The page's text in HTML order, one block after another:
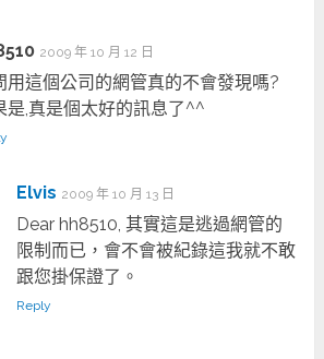
2009 年 10 月 12 日
用這個公司的網管真的不會發現嗎?
是,真是個太好的訊息了^^
Elvis 2009 年 10 月 13 日
Dear hh8510, 其實這是逃過網管的
限制而已，會不會被紀錄這我就不敢
跟您掛保證了。
Reply